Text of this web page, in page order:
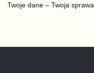
Twoje dane – Twoja sprawa